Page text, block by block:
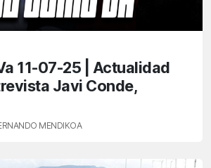
11-07-25 | Actualidad
Javi Conde,
MENDIKOA